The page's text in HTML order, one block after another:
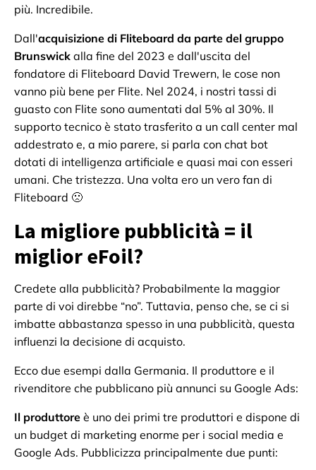
più. Incredibile.
Dall'acquisizione di Fliteboard da parte del gruppo
Brunswick alla fine del 2023 e dall'uscita del
fondatore di Fliteboard David Trewern, le cose non
vanno più bene per Flite. Nel 2024, i nostri tassi di
guasto con Flite sono aumentati dal 5% al 30%. Il
supporto tecnico è stato trasferito a un call center mal
addestrato e, a mio parere, si parla con chat bot
dotati di intelligenza artificiale e quasi mai con esseri
umani. Che tristezza. Una volta ero un vero fan di
Fliteboard 🙁
La migliore pubblicità = il
miglior eFoil?
Credete alla pubblicità? Probabilmente la maggior
parte di voi direbbe “no”. Tuttavia, penso che, se ci si
imbatte abbastanza spesso in una pubblicità, questa
influenzi la decisione di acquisto.
Ecco due esempi dalla Germania. Il produttore e il
rivenditore che pubblicano più annunci su Google Ads:
Il produttore è uno dei primi tre produttori e dispone di
un budget di marketing enorme per i social media e
Google Ads. Pubblicizza principalmente due punti: